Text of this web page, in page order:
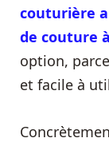
couturière
de couture
option,
et facile à